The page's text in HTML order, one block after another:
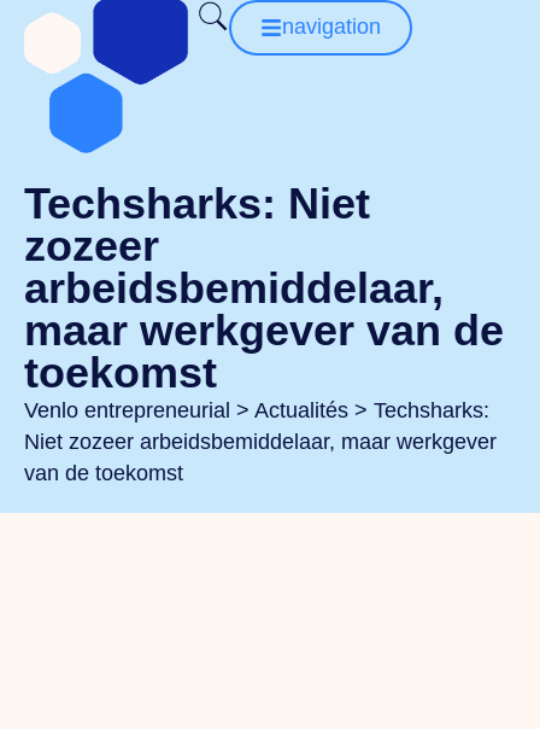
navigation
Techsharks: Niet
zozeer
arbeidsbemiddelaar,
maar werkgever van de
toekomst
Venlo entrepreneurial > Actualités > Techsharks:
Niet zozeer arbeidsbemiddelaar, maar werkgever
van de toekomst